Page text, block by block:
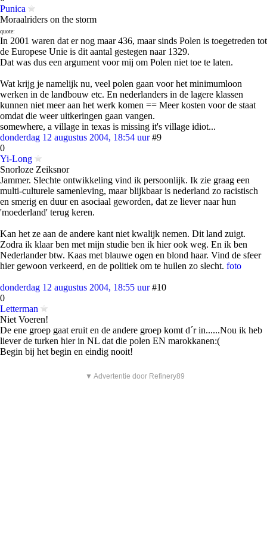
Punica
Moraalriders on the storm
quote:
In 2001 waren dat er nog maar 436, maar sinds Polen is toegetreden tot
de Europese Unie is dit aantal gestegen naar 1329.
Dat was dus een argument voor mij om Polen niet toe te laten.
Wat krijg je namelijk nu, veel polen gaan voor het minimumloon
werken in de landbouw etc. En nederlanders in de lagere klassen
kunnen niet meer aan het werk komen == Meer kosten voor de staat
omdat die weer uitkeringen gaan vangen.
somewhere, a village in texas is missing it's village idiot...
donderdag 12 augustus 2004, 18:54 uur #9
0
Yi-Long
Snorloze Zeiksnor
Jammer. Slechte ontwikkeling vind ik persoonlijk. Ik zie graag een
multi-culturele samenleving, maar blijkbaar is nederland zo racistisch
en smerig en duur en asociaal geworden, dat ze liever naar hun
'moederland' terug keren.
Kan het ze aan de andere kant niet kwalijk nemen. Dit land zuigt.
Zodra ik klaar ben met mijn studie ben ik hier ook weg. En ik ben
Nederlander btw. Kaas met blauwe ogen en blond haar. Vind de sfeer
hier gewoon verkeerd, en de politiek om te huilen zo slecht. foto
donderdag 12 augustus 2004, 18:55 uur #10
0
Letterman
Niet Voeren!
De ene groep gaat eruit en de andere groep komt d´r in......Nou ik heb
liever de turken hier in NL dat die polen EN marokkanen:(
Begin bij het begin en eindig nooit!
▼ Advertentie door Refinery89